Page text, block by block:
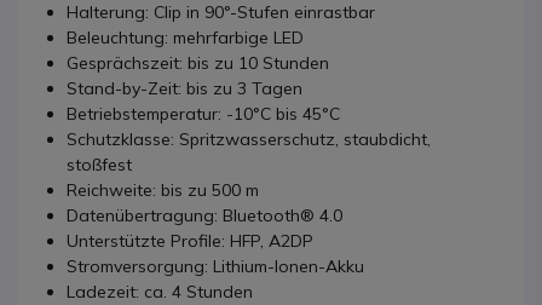
Halterung: Clip in 90°-Stufen einrastbar
Beleuchtung: mehrfarbige LED
Gesprächszeit: bis zu 10 Stunden
Stand-by-Zeit: bis zu 3 Tagen
Betriebstemperatur: -10°C bis 45°C
Schutzklasse: Spritzwasserschutz, staubdicht,
stoßfest
Reichweite: bis zu 500 m
Datenübertragung: Bluetooth® 4.0
Unterstützte Profile: HFP, A2DP
Stromversorgung: Lithium-Ionen-Akku
Ladezeit: ca. 4 Stunden